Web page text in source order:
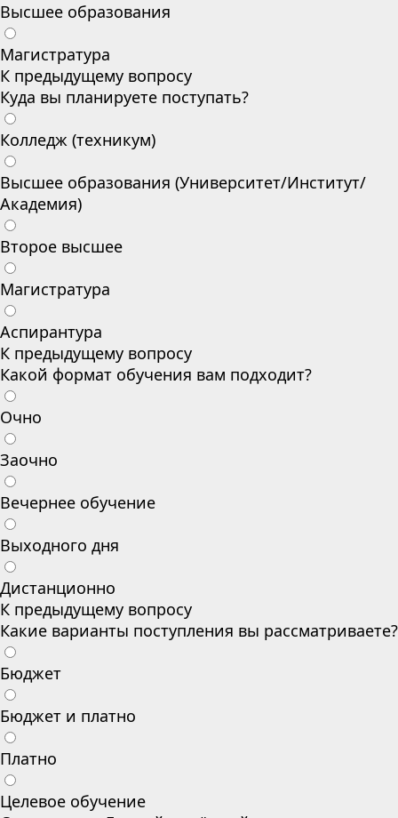
Высшее образования
Магистратура
К предыдущему вопросу
Куда вы планируете поступать?
Колледж (техникум)
Высшее образования (Университет/Институт/
Академия)
Второе высшее
Магистратура
Аспирантура
К предыдущему вопросу
Какой формат обучения вам подходит?
Очно
Заочно
Вечернее обучение
Выходного дня
Дистанционно
К предыдущему вопросу
Какие варианты поступления вы рассматриваете?
Бюджет
Бюджет и платно
Платно
Целевое обучение